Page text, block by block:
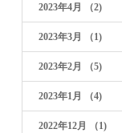
2023年4月 （2)
2023年3月 （1)
2023年2月 （5)
2023年1月 （4)
2022年12月 （1)